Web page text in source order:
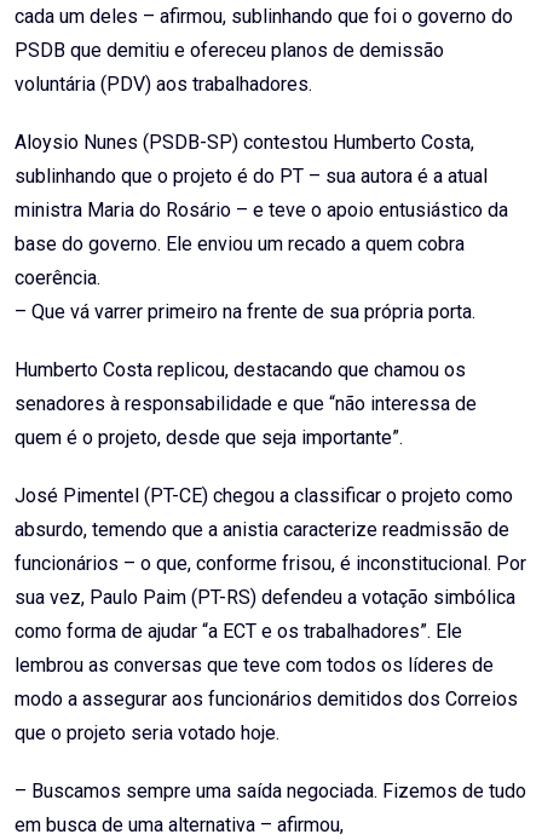
cada um deles – afirmou, sublinhando que foi o governo do
PSDB que demitiu e ofereceu planos de demissão
voluntária (PDV) aos trabalhadores.
Aloysio Nunes (PSDB-SP) contestou Humberto Costa,
sublinhando que o projeto é do PT – sua autora é a atual
ministra Maria do Rosário – e teve o apoio entusiástico da
base do governo. Ele enviou um recado a quem cobra
coerência.
– Que vá varrer primeiro na frente de sua própria porta.
Humberto Costa replicou, destacando que chamou os
senadores à responsabilidade e que “não interessa de
quem é o projeto, desde que seja importante”.
José Pimentel (PT-CE) chegou a classificar o projeto como
absurdo, temendo que a anistia caracterize readmissão de
funcionários – o que, conforme frisou, é inconstitucional. Por
sua vez, Paulo Paim (PT-RS) defendeu a votação simbólica
como forma de ajudar “a ECT e os trabalhadores”. Ele
lembrou as conversas que teve com todos os líderes de
modo a assegurar aos funcionários demitidos dos Correios
que o projeto seria votado hoje.
– Buscamos sempre uma saída negociada. Fizemos de tudo
em busca de uma alternativa – afirmou,